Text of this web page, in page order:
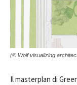
(© Wolf visualizing
Il masterplan di